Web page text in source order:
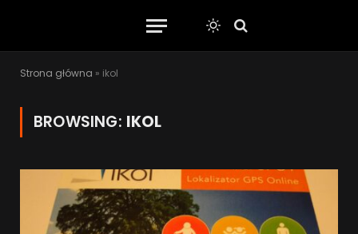
Strona główna » ikol
BROWSING: IKOL